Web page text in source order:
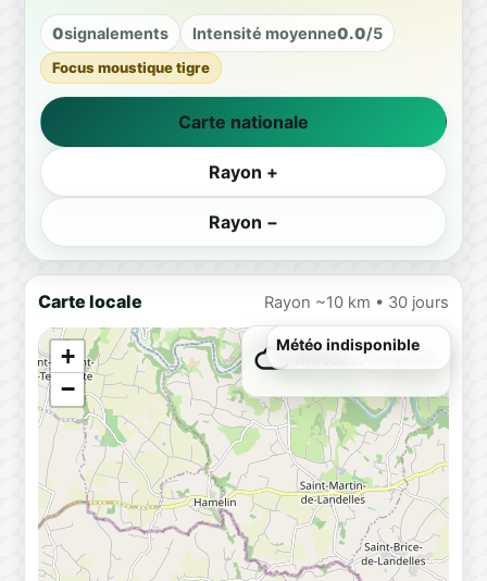
0signalements Intensité moyenne0.0/5
Focus moustique tigre
Carte nationale
Rayon +
Rayon −
Carte locale Rayon ~10 km • 30 jours
+
−
Météo…Chargement
Météo indisponible